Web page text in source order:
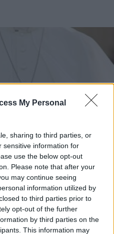
My Personal
sharing to third parties, or
sensitive information for
use the below opt-out
Please note that after your
may continue seeing
information utilized by
to third parties prior to
opt-out of the further
by third parties on the
This information may